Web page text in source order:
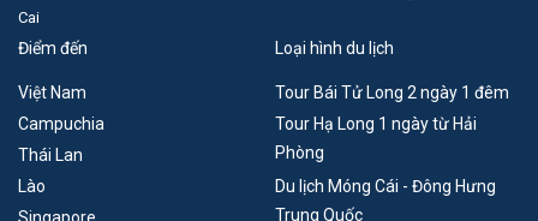
Cai
Điểm đến
Việt Nam
Campuchia
Thái Lan
Lào
Loại hình du lịch
Tour Bái Tử Long 2 ngày 1 đêm
Tour Hạ Long 1 ngày từ Hải
Phòng
Du lịch Móng Cái - Đông Hưng